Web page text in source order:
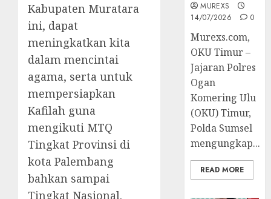
Kabupaten Muratara
ini, dapat
meningkatkan kita
dalam mencintai
agama, serta untuk
mempersiapkan
Kafilah guna
mengikuti MTQ
Tingkat Provinsi di
kota Palembang
bahkan sampai
Tingkat Nasional.
MUREXS
14/07/2026
0
Murexs.com,
OKU Timur –
Jajaran Polres
Ogan
Komering Ulu
(OKU) Timur,
Polda Sumsel
mengungkap...
READ MORE